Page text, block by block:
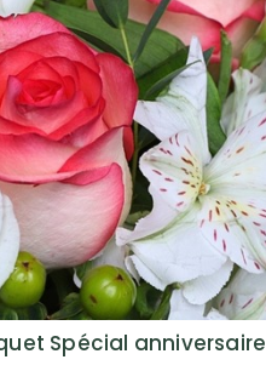
Spécial anniversaire